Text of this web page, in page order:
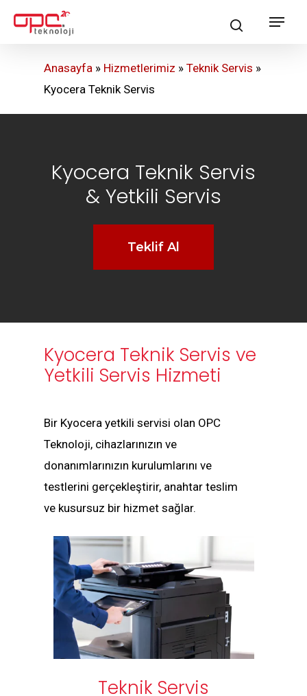
searchMenu
Anasayfa » Hizmetlerimiz » Teknik Servis »
Kyocera Teknik Servis
Kyocera Teknik Servis
& Yetkili Servis
Teklif Al
Kyocera Teknik Servis ve
Yetkili Servis Hizmeti
Bir Kyocera yetkili servisi olan OPC
Teknoloji, cihazlarınızın ve
donanımlarınızın kurulumlarını ve
testlerini gerçekleştirir, anahtar teslim
ve kusursuz bir hizmet sağlar.
Teknik Servis